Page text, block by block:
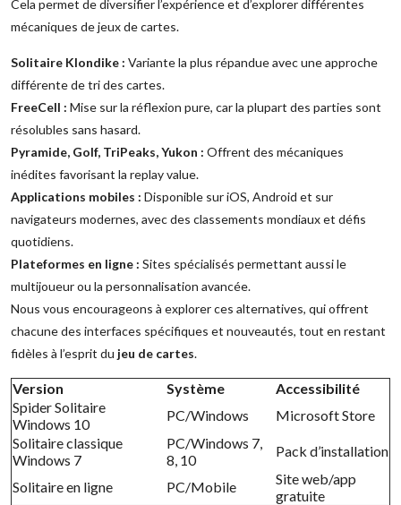
Cela permet de diversifier l’expérience et d’explorer différentes
mécaniques de jeux de cartes.
Solitaire Klondike : Variante la plus répandue avec une approche
différente de tri des cartes.
FreeCell : Mise sur la réflexion pure, car la plupart des parties sont
résolubles sans hasard.
Pyramide, Golf, TriPeaks, Yukon : Offrent des mécaniques
inédites favorisant la replay value.
Applications mobiles : Disponible sur iOS, Android et sur
navigateurs modernes, avec des classements mondiaux et défis
quotidiens.
Plateformes en ligne : Sites spécialisés permettant aussi le
multijoueur ou la personnalisation avancée.
Nous vous encourageons à explorer ces alternatives, qui offrent
chacune des interfaces spécifiques et nouveautés, tout en restant
fidèles à l’esprit du jeu de cartes.
Version Système
Accessibilité
Spider Solitaire
Windows 10
PC/Windows
Microsoft Store
Solitaire classique
Windows 7
PC/Windows 7,
8, 10
Pack d’installation
Solitaire en ligne PC/Mobile
Site web/app
gratuite